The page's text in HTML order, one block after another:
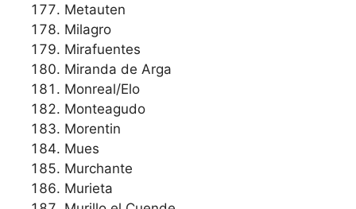
Metauten
Milagro
Mirafuentes
Miranda de Arga
Monreal/Elo
Monteagudo
Morentin
Mues
Murchante
Murieta